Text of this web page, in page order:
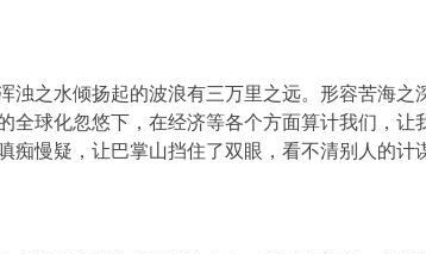
之水倾扬起的波浪有三万里之远。形容苦海之
全球化忽悠下，在经济等各个方面算计我们，
痴慢疑，让巴掌山挡住了双眼，看不清别人的计